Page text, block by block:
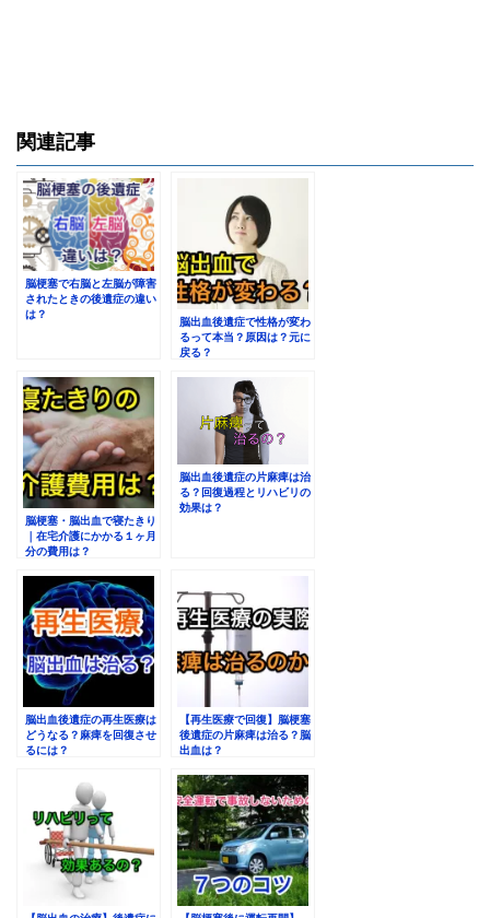
関連記事
脳梗塞で右脳と左脳が障害
されたときの後遺症の違い
は？
脳出血後遺症で性格が変わ
るって本当？原因は？元に
戻る？
脳梗塞・脳出血で寝たきり
｜在宅介護にかかる１ヶ月
分の費用は？
脳出血後遺症の片麻痺は治
る？回復過程とリハビリの
効果は？
脳出血後遺症の再生医療は
どうなる？麻痺を回復させ
るには？
【再生医療で回復】脳梗塞
後遺症の片麻痺は治る？脳
出血は？